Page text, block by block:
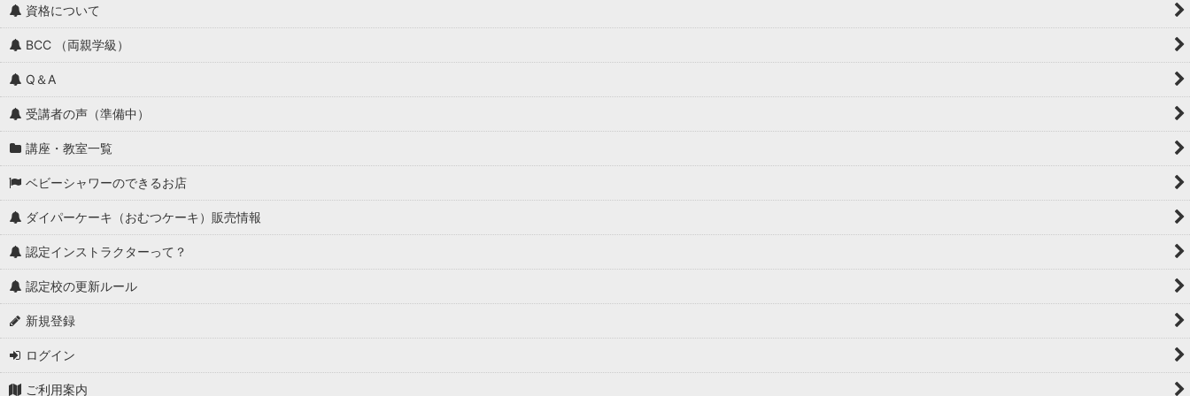
資格について
BCC （両親学級）
Q＆A
受講者の声（準備中）
講座・教室一覧
ベビーシャワーのできるお店
ダイパーケーキ（おむつケーキ）販売情報
認定インストラクターって？
認定校の更新ルール
新規登録
ログイン
ご利用案内